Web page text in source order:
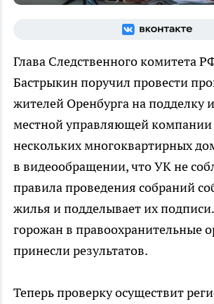
Глава Следственного комитета
Бастрыкин поручил провести
жителей Оренбурга на подделку
местной управляющей
нескольких многоквартирных
в видеообращении, что УК не
правила проведения собраний
жилья и подделывает их
горожан в правоохранительные
принесли результатов.
Теперь проверку осуществит